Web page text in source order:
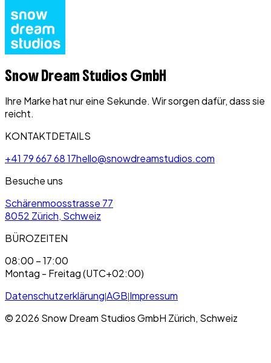
Snow Dream Studios GmbH
Ihre Marke hat nur eine Sekunde. Wir sorgen dafür, dass sie
reicht.
KONTAKTDETAILS
+41 79 667 68 17hello@snowdreamstudios.com
Besuche uns
Schärenmoosstrasse 77
8052 Zürich, Schweiz
BÜROZEITEN
08:00 – 17:00
Montag - Freitag (UTC+02:00)
Datenschutzerklärung|AGB|Impressum
© 2026 Snow Dream Studios GmbH Zürich, Schweiz